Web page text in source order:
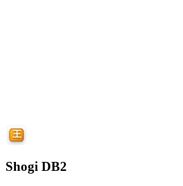
Shogi DB2